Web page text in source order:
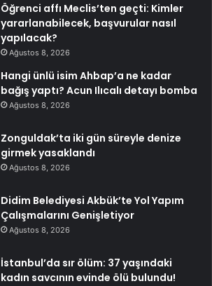
Öğrenci affı Meclis’ten geçti: Kimler
yararlanabilecek, başvurular nasıl
yapılacak?
Ağustos 8, 2026
Hangi ünlü isim Ahbap’a ne kadar
bağış yaptı? Acun Ilıcalı detayı bomba
Ağustos 8, 2026
Zonguldak’ta iki gün süreyle denize
girmek yasaklandı
Ağustos 8, 2026
Didim Belediyesi Akbük’te Yol Yapım
Çalışmalarını Genişletiyor
Ağustos 8, 2026
İstanbul’da sır ölüm: 37 yaşındaki
kadın savcının evinde ölü bulundu!